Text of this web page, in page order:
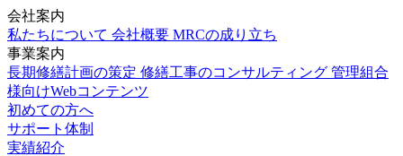
会社案内
私たちについて 会社概要 MRCの成り立ち
事業案内
長期修繕計画の策定 修繕工事のコンサルティング 管理組合
様向けWebコンテンツ
初めての方へ
サポート体制
実績紹介